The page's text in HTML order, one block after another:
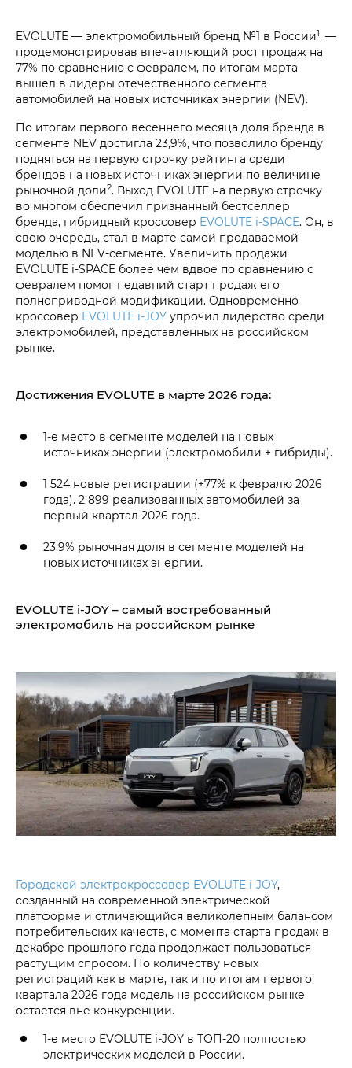
EVOLUTE — электромобильный бренд №1 в России1, —
продемонстрировав впечатляющий рост продаж на
77% по сравнению с февралем, по итогам марта
вышел в лидеры отечественного сегмента
автомобилей на новых источниках энергии (NEV).
По итогам первого весеннего месяца доля бренда в
сегменте NEV достигла 23,9%, что позволило бренду
подняться на первую строчку рейтинга среди
брендов на новых источниках энергии по величине
рыночной доли2. Выход EVOLUTE на первую строчку
во многом обеспечил признанный бестселлер
бренда, гибридный кроссовер EVOLUTE i‑SPACE. Он, в
свою очередь, стал в марте самой продаваемой
моделью в NEV-сегменте. Увеличить продажи
EVOLUTE i‑SPACE более чем вдвое по сравнению с
февралем помог недавний старт продаж его
полноприводной модификации. Одновременно
кроссовер EVOLUTE i‑JOY упрочил лидерство среди
электромобилей, представленных на российском
рынке.
Достижения EVOLUTE в марте 2026 года:
1-е место в сегменте моделей на новых
источниках энергии (электромобили + гибриды).
1 524 новые регистрации (+77% к февралю 2026
года). 2 899 реализованных автомобилей за
первый квартал 2026 года.
23,9% рыночная доля в сегменте моделей на
новых источниках энергии.
EVOLUTE i‑JOY – самый востребованный
электромобиль на российском рынке
Городской электрокроссовер EVOLUTE i‑JOY,
созданный на современной электрической
платформе и отличающийся великолепным балансом
потребительских качеств, с момента старта продаж в
декабре прошлого года продолжает пользоваться
растущим спросом. По количеству новых
регистраций как в марте, так и по итогам первого
квартала 2026 года модель на российском рынке
остается вне конкуренции.
1-е место EVOLUTE i‑JOY в ТОП-20 полностью
электрических моделей в России.